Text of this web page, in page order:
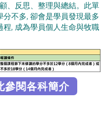
、反思、整理與總結。此單
分不多, 卻會是學員發現最多
程, 成為學員個人生命與牧職
參閱各科簡介